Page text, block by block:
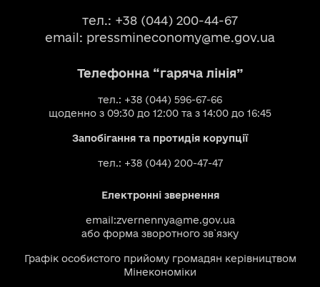
тел.: +38 (044) 200-44-67
email: pressmineconomy@me.gov.ua
Телефонна “гаряча лінія”
тел.: +38 (044) 596-67-66
щоденно з 09:30 до 12:00 та з 14:00 до 16:45
Запобігання та протидія корупції
тел.: +38 (044) 200-47-47
Електронні звернення
email:zvernennya@me.gov.ua
або форма зворотного зв`язку
Графік особистого прийому громадян керівництвом
Мінекономіки